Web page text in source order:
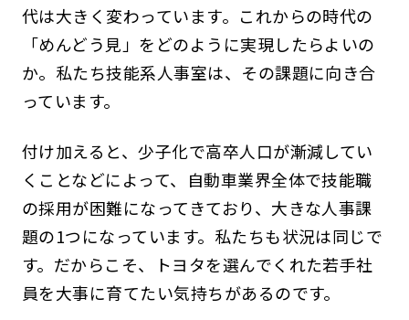
代は大きく変わっています。これからの時代の
「めんどう見」をどのように実現したらよいの
か。私たち技能系人事室は、その課題に向き合
っています。
付け加えると、少子化で高卒人口が漸減してい
くことなどによって、自動車業界全体で技能職
の採用が困難になってきており、大きな人事課
題の1つになっています。私たちも状況は同じで
す。だからこそ、トヨタを選んでくれた若手社
員を大事に育てたい気持ちがあるのです。